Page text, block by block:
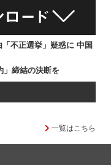
不正選挙」疑惑に 中国
」締結の決断を
一覧はこちら